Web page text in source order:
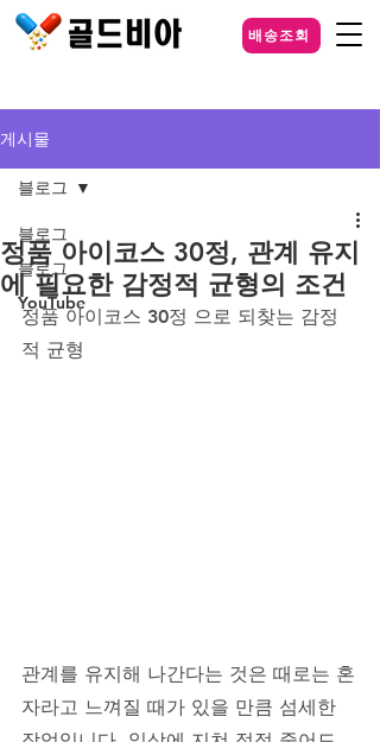
배송조회
게시물
블로그
블로그
YouTube
블로그
정품 아이코스 30정, 관계 유지
에 필요한 감정적 균형의 조건
정품 아이코스 30정 으로 되찾는 감정
적 균형
관계를 유지해 나간다는 것은 때로는 혼
자라고 느껴질 때가 있을 만큼 섬세한